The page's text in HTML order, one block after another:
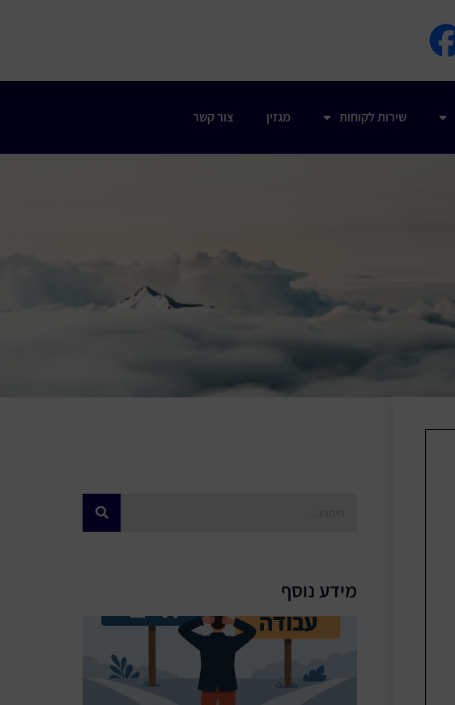
שירות לקוחות מגזין צור קשר
מידע נוסף